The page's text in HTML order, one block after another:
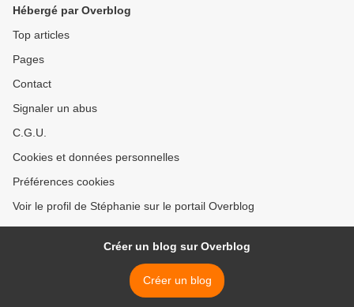
Hébergé par Overblog
Top articles
Pages
Contact
Signaler un abus
C.G.U.
Cookies et données personnelles
Préférences cookies
Voir le profil de Stéphanie sur le portail Overblog
Créer un blog sur Overblog
Créer un blog